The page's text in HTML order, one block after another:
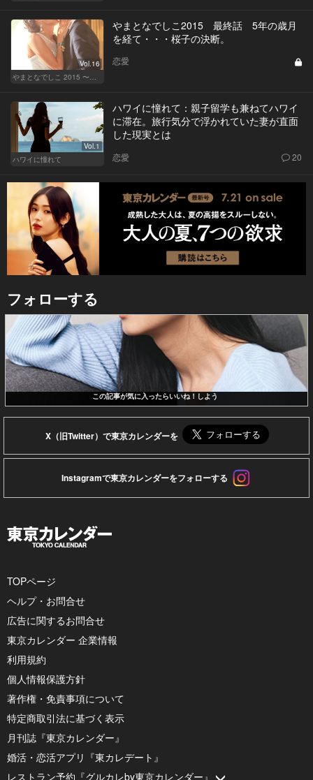
Vol.16
やまとなでしこ2015 最終話 5年の歳月
を経て・・・桜子の決断。
恋愛
Vol.1
ハワイに憧れて
ハワイに憧れて：親子留学も兼ねてハワイ
に滞在。旅行気分で浮かれていた妻が直面
した現実とは
恋愛 20
フォローする
この記事が気に入ったらいいね！しよう
X（旧Twitter）で東京カレンダーを
Instagramで東京カレンダーをフォローする
TOPページ
ヘルプ・お問合せ
広告に関するお問合せ
東京カレンダー 企業情報
利用規約
個人情報保護方針
著作権・免責事項について
特定商取引法に基づく表示
月刊誌『東京カレンダー』
婚活・恋活アプリ『東カレデート』
レストラン予約『グルカレby東京カレンダー』